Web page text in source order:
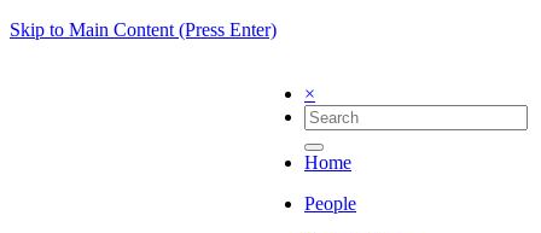
Skip to Main Content (Press Enter)
×
Home
People